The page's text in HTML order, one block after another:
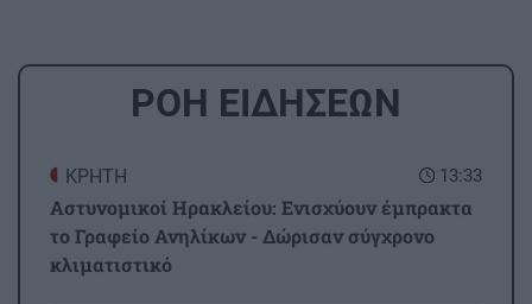
ΡΟΗ ΕΙΔΗΣΕΩΝ
13:33
ΚΡΗΤΗ
Αστυνομικοί Ηρακλείου: Ενισχύουν έμπρακτα
το Γραφείο Ανηλίκων - Δώρισαν σύγχρονο
κλιματιστικό